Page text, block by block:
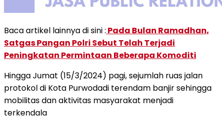
Baca artikel lainnya di sini : Pada Bulan Ramadhan,
Satgas Pangan Polri Sebut Telah Terjadi
Peningkatan Permintaan Beberapa Komoditi
Hingga Jumat (15/3/2024) pagi, sejumlah ruas jalan
protokol di Kota Purwodadi terendam banjir sehingga
mobilitas dan aktivitas masyarakat menjadi
terkendala